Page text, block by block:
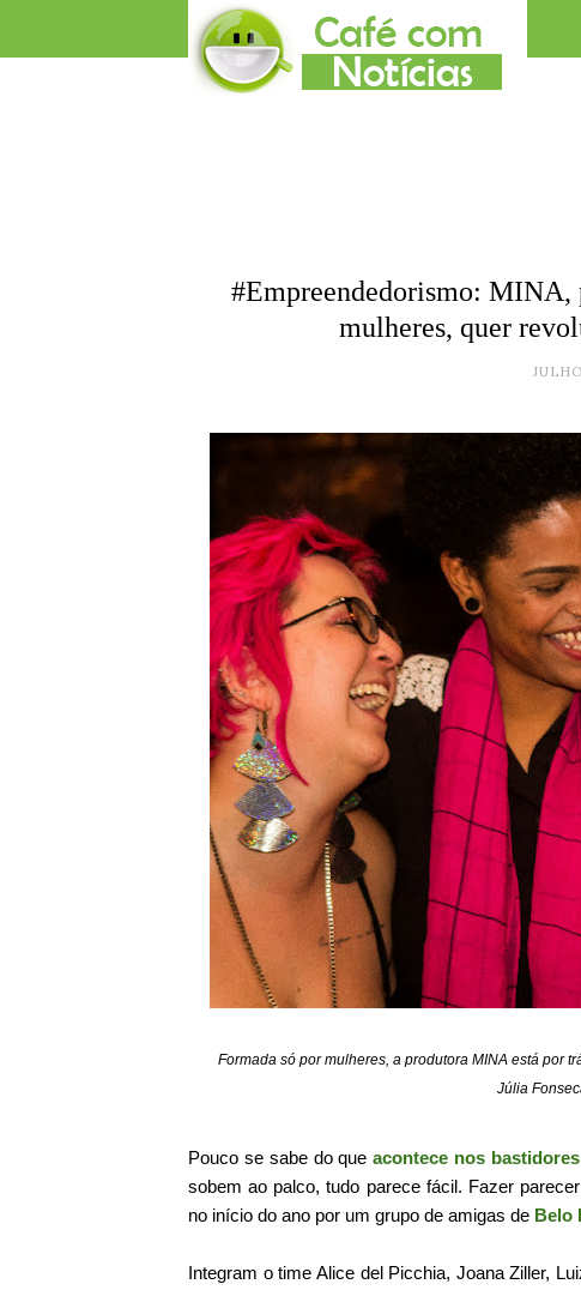
#Empreendedorismo: MINA,
mulheres, quer
Formada só por mulheres, a produtora MINA está por
Júlia
Pouco se sabe do queacontece nos bastidores
sobem ao palco, tudo parece fácil. Fazer
no início do ano por um grupo de amigas de Belo
Integram o time Alice del Picchia, Joana Ziller,